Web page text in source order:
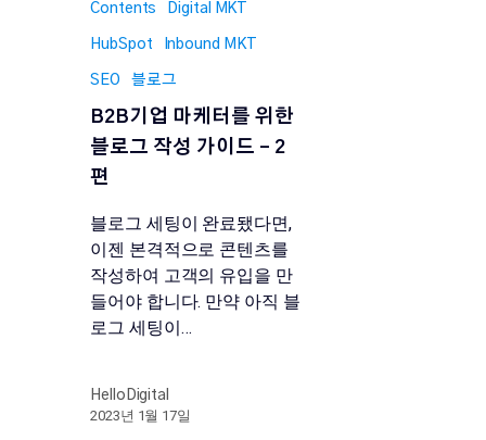
Contents Digital MKT
HubSpot Inbound MKT
SEO 블로그
B2B기업 마케터를 위한
블로그 작성 가이드 – 2
편
블로그 세팅이 완료됐다면,
이젠 본격적으로 콘텐츠를
작성하여 고객의 유입을 만
들어야 합니다. 만약 아직 블
로그 세팅이…
HelloDigital
2023년 1월 17일